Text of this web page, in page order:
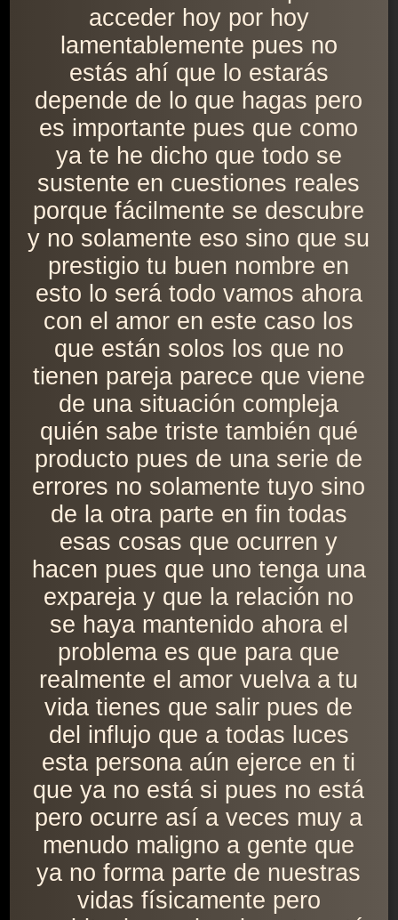
acceder hoy por hoy
lamentablemente pues no
estás ahí que lo estarás
depende de lo que hagas pero
es importante pues que como
ya te he dicho que todo se
sustente en cuestiones reales
porque fácilmente se descubre
y no solamente eso sino que su
prestigio tu buen nombre en
esto lo será todo vamos ahora
con el amor en este caso los
que están solos los que no
tienen pareja parece que viene
de una situación compleja
quién sabe triste también qué
producto pues de una serie de
errores no solamente tuyo sino
de la otra parte en fin todas
esas cosas que ocurren y
hacen pues que uno tenga una
expareja y que la relación no
se haya mantenido ahora el
problema es que para que
realmente el amor vuelva a tu
vida tienes que salir pues de
del influjo que a todas luces
esta persona aún ejerce en ti
que ya no está si pues no está
pero ocurre así a veces muy a
menudo maligno a gente que
ya no forma parte de nuestras
vidas físicamente pero